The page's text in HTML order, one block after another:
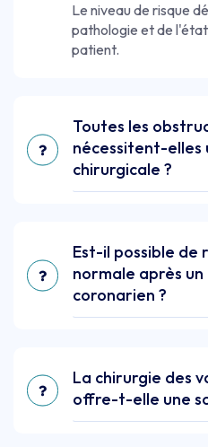
Le niveau de risque
pathologie et de
patient.
Toutes les
nécessitent-
chirurgicale ?
Est-il possible de
normale après
coronarien ?
La chirurgie des
offre-t-elle une